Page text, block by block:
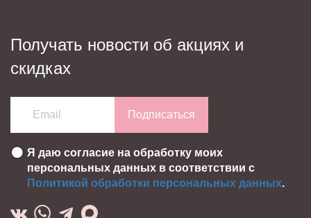
Получать новости об акциях и
скидках
Подписаться
Я даю согласие на обработку моих
персональных данных в соответствии с
Политикой обработки персональных данных.